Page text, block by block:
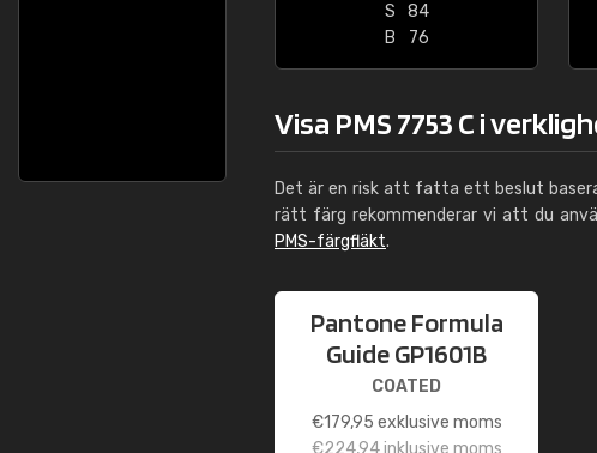
S
84
B
76
Visa PMS 7753 C i
Det är en risk att fatta ett beslut
rätt färg rekommenderar vi att du
PMS-färgfläkt.
Pantone Formula
Guide GP1601B
COATED
€179,95 exklusive moms
€224,94inklusive moms